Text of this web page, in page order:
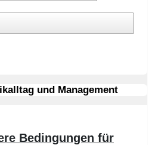
und Management
Bedingungen für